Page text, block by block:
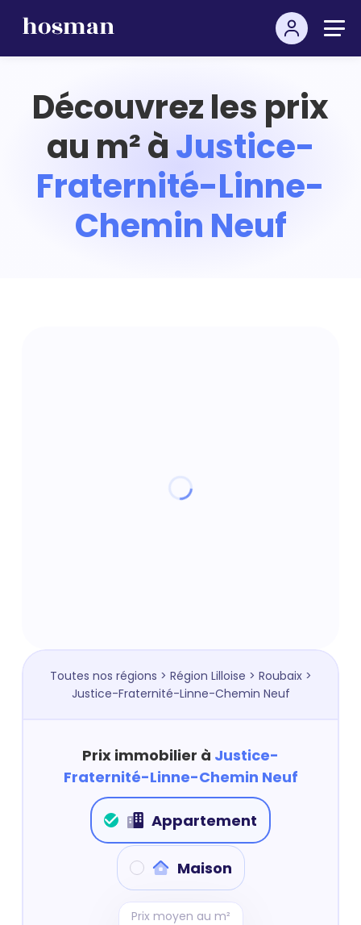
Découvrez les prix
au m² àJustice-
Fraternité-Linne-
Chemin Neuf
Toutes nos régions > Région Lilloise > Roubaix>
Justice-Fraternité-Linne-Chemin Neuf
Prix immobilier à Justice-
Fraternité-Linne-Chemin Neuf
Appartement
Maison
Prix moyen au m²